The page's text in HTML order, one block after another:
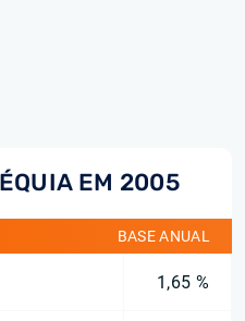
EM 2005
BASE ANUAL
1,65 %